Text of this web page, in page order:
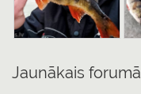
Jaunākais forumā